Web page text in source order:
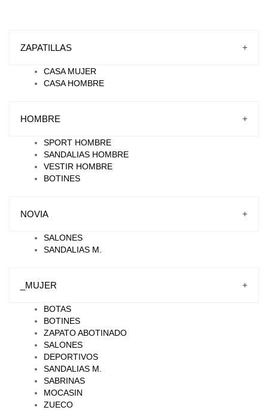
ZAPATILLAS +
CASA MUJER
CASA HOMBRE
HOMBRE +
SPORT HOMBRE
SANDALIAS HOMBRE
VESTIR HOMBRE
BOTINES
NOVIA +
SALONES
SANDALIAS M.
_MUJER +
BOTAS
BOTINES
ZAPATO ABOTINADO
SALONES
DEPORTIVOS
SANDALIAS M.
SABRINAS
MOCASIN
ZUECO